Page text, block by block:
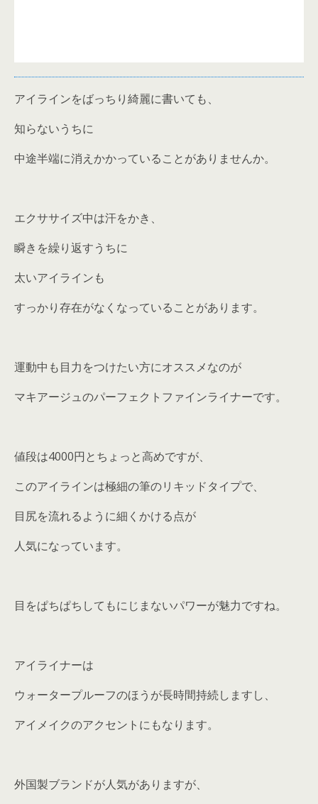
アイラインをばっちり綺麗に書いても、
知らないうちに
中途半端に消えかかっていることがありませんか。
エクササイズ中は汗をかき、
瞬きを繰り返すうちに
太いアイラインも
すっかり存在がなくなっていることがあります。
運動中も目力をつけたい方にオススメなのが
マキアージュのパーフェクトファインライナーです。
値段は4000円とちょっと高めですが、
このアイラインは極細の筆のリキッドタイプで、
目尻を流れるように細くかける点が
人気になっています。
目をぱちぱちしてもにじまないパワーが魅力ですね。
アイライナーは
ウォータープルーフのほうが長時間持続しますし、
アイメイクのアクセントにもなります。
外国製ブランドが人気がありますが、